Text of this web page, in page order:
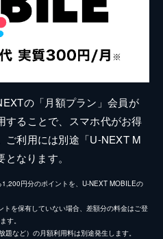
の「月額プラン」会員が
することで、スマホ代がお得
ご利用には別途「U-NEXT M
なります。
円分のポイントを、U-NEXT MOBILEの
を保有していない場合、差額分の料金はご登
す。
など）の月額利用料は別途発生します。